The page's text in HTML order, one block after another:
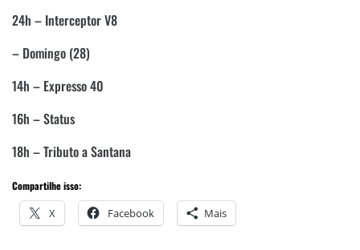
24h – Interceptor V8
– Domingo (28)
14h – Expresso 40
16h – Status
18h – Tributo a Santana
Compartilhe isso:
X Facebook Mais